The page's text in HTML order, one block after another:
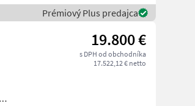
Prémiový Plus predajca
19.800 €
s DPH od obchodníka
17.522,12 € netto